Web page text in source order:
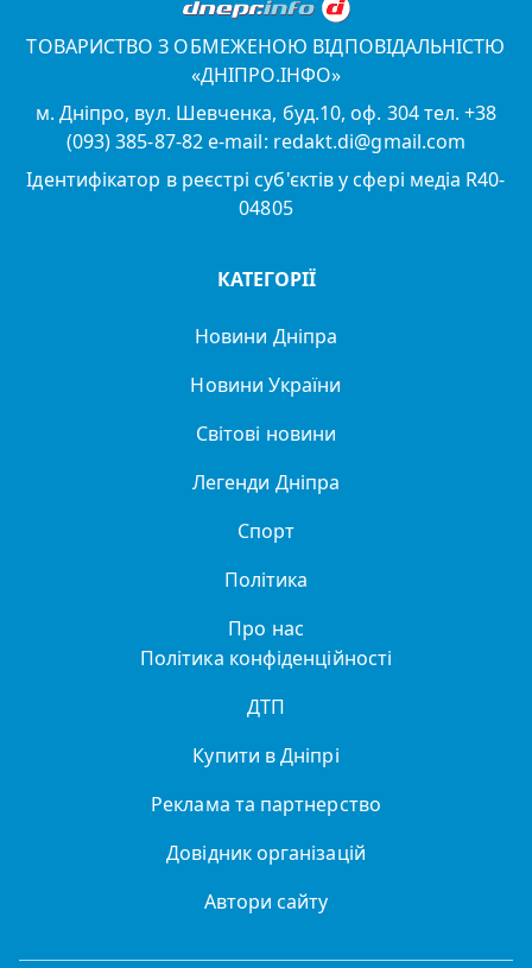
ТОВАРИСТВО З ОБМЕЖЕНОЮ ВІДПОВІДАЛЬНІСТЮ
«ДНІПРО.ІНФО»
м. Дніпро, вул. Шевченка, буд.10, оф. 304 тел. +38
(093) 385-87-82 e-mail: redakt.di@gmail.com
Ідентифікатор в реєстрі суб'єктів у сфері медіа R40-
04805
КАТЕГОРІЇ
Новини Дніпра
Новини України
Світові новини
Легенди Дніпра
Спорт
Політика
Про нас
Політика конфіденційності
ДТП
Купити в Дніпрі
Реклама та партнерство
Довідник організацій
Автори сайту